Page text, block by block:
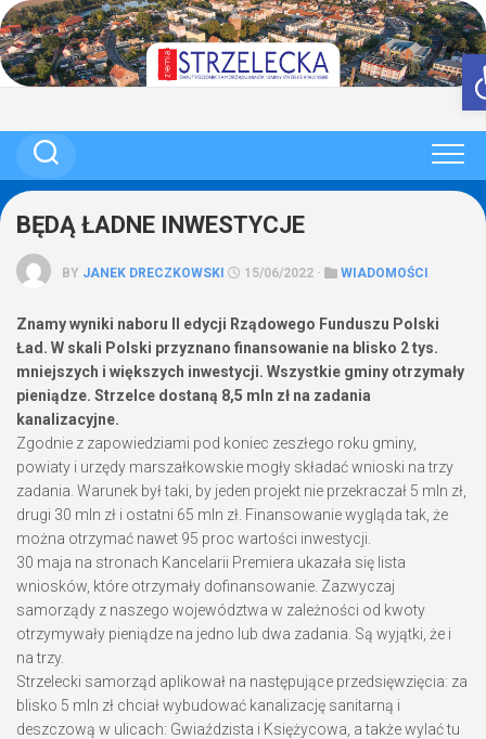
Skip
to
content
BĘDĄ ŁADNE INWESTYCJE
BY JANEK DRECZKOWSKI 15/06/2022 · WIADOMOŚCI
Znamy wyniki naboru II edycji Rządowego Funduszu Polski
Ład. W skali Polski przyznano finansowanie na blisko 2 tys.
mniejszych i większych inwestycji. Wszystkie gminy otrzymały
pieniądze. Strzelce dostaną 8,5 mln zł na zadania
kanalizacyjne.
Zgodnie z zapowiedziami pod koniec zeszłego roku gminy,
powiaty i urzędy marszałkowskie mogły składać wnioski na trzy
zadania. Warunek był taki, by jeden projekt nie przekraczał 5 mln zł,
drugi 30 mln zł i ostatni 65 mln zł. Finansowanie wygląda tak, że
można otrzymać nawet 95 proc wartości inwestycji.
30 maja na stronach Kancelarii Premiera ukazała się lista
wniosków, które otrzymały dofinansowanie. Zazwyczaj
samorządy z naszego województwa w zależności od kwoty
otrzymywały pieniądze na jedno lub dwa zadania. Są wyjątki, że i
na trzy.
Strzelecki samorząd aplikował na następujące przedsięwzięcia: za
blisko 5 mln zł chciał wybudować kanalizację sanitarną i
deszczową w ulicach: Gwiaździsta i Księżycowa, a także wylać tu